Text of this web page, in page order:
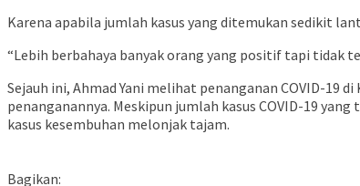
Karena apabila jumlah kasus yang ditemukan sedikit
“Lebih berbahaya banyak orang yang positif tapi tidak
Sejauh ini, Ahmad Yani melihat penanganan COVID-19
penanganannya. Meskipun jumlah kasus COVID-19
kasus kesembuhan melonjak tajam.
Bagikan: